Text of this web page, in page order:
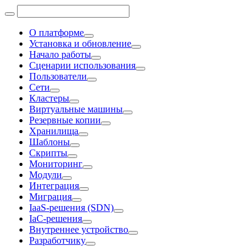
О платформе
Установка и обновление
Начало работы
Сценарии использования
Пользователи
Сети
Кластеры
Виртуальные машины
Резервные копии
Хранилища
Шаблоны
Скрипты
Мониторинг
Модули
Интеграция
Миграция
IaaS-решения (SDN)
IaC-решения
Внутреннее устройство
Разработчику